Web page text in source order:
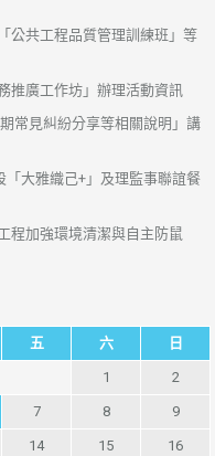
公共工程品質管理訓練班」等
推廣工作坊」辦理活動資訊
常見糾紛分享等相關說明」講
「大雅織己+」及理監事聯誼餐
程加強環境清潔與自主防鼠
五 六 日
1 2
7 8 9
14 15 16